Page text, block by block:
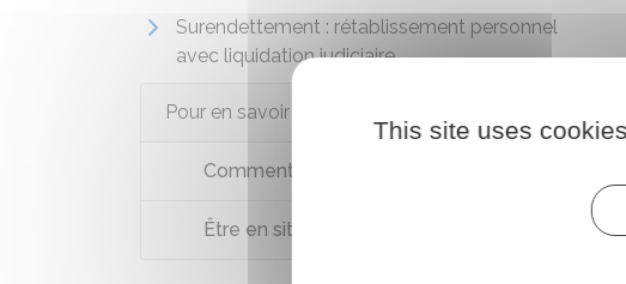
Surendettement : rétablissement personnel
avec liquidation judiciaire
Pour en savoir plus
Comment réagir en cas de surendettement ?
Être en situation de surendettement
This site uses